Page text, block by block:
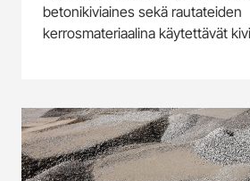
betonikiviaines sekä rautateiden
kerrosmateriaalina käytettävät